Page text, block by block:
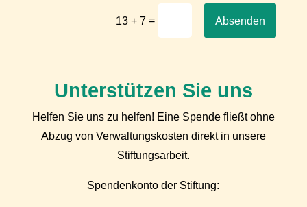
13 + 7 = Absenden
Unterstützen Sie uns
Helfen Sie uns zu helfen! Eine Spende fließt ohne
Abzug von Verwaltungskosten direkt in unsere
Stiftungsarbeit.
Spendenkonto der Stiftung: